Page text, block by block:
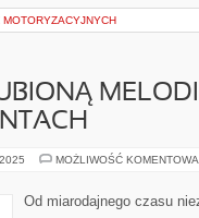
MOŻLIWOŚĆ
Od miarodajnego czasu